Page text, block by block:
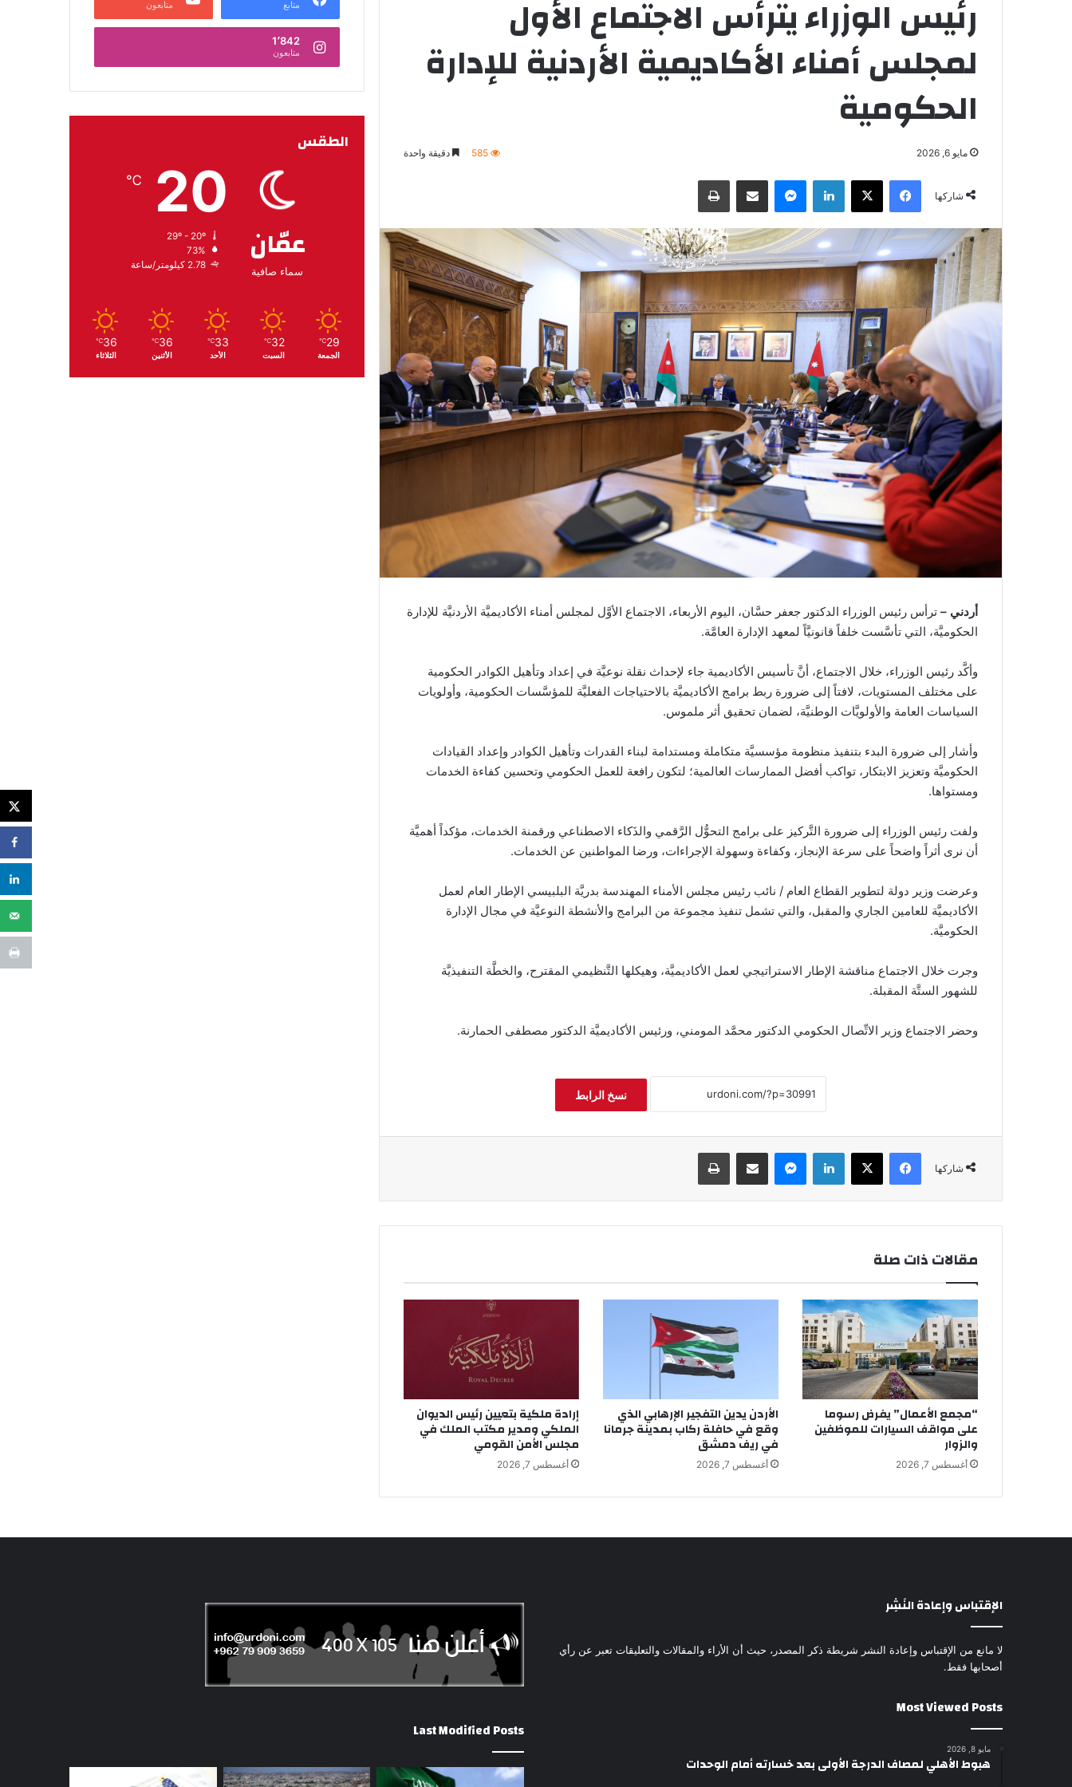
رئيس الوزراء يترأس الاجتماع الأول
لمجلس أمناء الأكاديمية الأردنية للإدارة
الحكومية
مايو 6, 2026 585 دقيقة واحدة
شاركها
فيسبوك لينكدإن
أردني – ترأس رئيس الوزراء الدكتور جعفر حسَّان، اليوم الأربعاء، الاجتماع الأوَّل لمجلس أمناء الأكاديميَّة الأردنيَّة للإدارة
الحكوميَّة، التي تأسَّست خلفاً قانونيَّاً لمعهد الإدارة العامَّة.
وأكَّد رئيس الوزراء، خلال الاجتماع، أنَّ تأسيس الأكاديمية جاء لإحداث نقلة نوعيَّة في إعداد وتأهيل الكوادر الحكومية
على مختلف المستويات، لافتاً إلى ضرورة ربط برامج الأكاديميَّة بالاحتياجات الفعليَّة للمؤسَّسات الحكومية، وأولويات
السياسات العامة والأولويَّات الوطنيَّة، لضمان تحقيق أثر ملموس.
وأشار إلى ضرورة البدء بتنفيذ منظومة مؤسسيَّة متكاملة ومستدامة لبناء القدرات وتأهيل الكوادر وإعداد القيادات
الحكوميَّة وتعزيز الابتكار، تواكب أفضل الممارسات العالمية؛ لتكون رافعة للعمل الحكومي وتحسين كفاءة الخدمات
ومستواها.
ولفت رئيس الوزراء إلى ضرورة التَّركيز على برامج التحوُّل الرَّقمي والذَكاء الاصطناعي ورقمنة الخدمات، مؤكداً أهميَّة
أن نرى أثراً واضحاً على سرعة الإنجاز، وكفاءة وسهولة الإجراءات، ورضا المواطنين عن الخدمات.
وعرضت وزير دولة لتطوير القطاع العام / نائب رئيس مجلس الأمناء المهندسة بدريَّة البلبيسي الإطار العام لعمل
الأكاديميَّة للعامين الجاري والمقبل، والتي تشمل تنفيذ مجموعة من البرامج والأنشطة النوعيَّة في مجال الإدارة
الحكوميَّة.
وجرت خلال الاجتماع مناقشة الإطار الاستراتيجي لعمل الأكاديميَّة، وهيكلها التَّنظيمي المقترح، والخطَّة التنفيذيَّة
للشهور الستَّة المقبلة.
وحضر الاجتماع وزير الاتِّصال الحكومي الدكتور محمَّد المومني، ورئيس الأكاديميَّة الدكتور مصطفى الحمارنة.
نسخ الرابط
شاركها
فيسبوك لينكدإن
مقالات ذات صلة
“مجمع الأعمال” يفرض رسوما
على مواقف السيارات للموظفين
والزوار
أغسطس 7, 2026
الأردن يدين التفجير الإرهابي الذي
وقع في حافلة ركاب بمدينة جرمانا
في ريف دمشق
أغسطس 7, 2026
إرادة ملكية بتعيين رئيس الديوان
الملكي ومدير مكتب الملك في
مجلس الأمن القومي
أغسطس 7, 2026
متابع متابعون
1٬842
متابعون
الطقس
عمّان
سماء صافية
20
℃
73%
2.78 كيلومتر/ساعة
29
℃
الجمعة
32
℃
السبت
33
℃
الأحد
36
℃
الأثنين
36
℃
الثلاثاء
الإقتباس وإعادة النَشِر
لا مانع من الإقتباس وإعادة النشر شريطة ذكر المصدر، حيث أن الأراء والمقالات والتعليقات تعبر عن رأي
أصحابها فقط.
Most Viewed Posts
مايو 8, 2026
هبوط الأهلي لمصاف الدرجة الأولى بعد خسارته أمام الوحدات
Last Modified Posts